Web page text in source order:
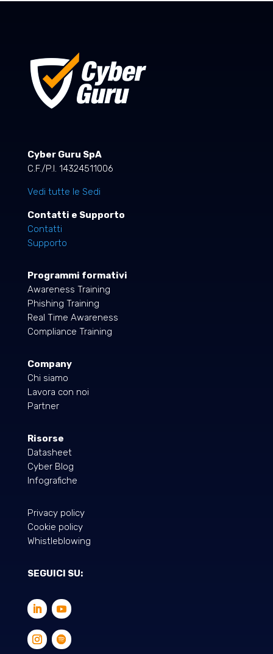
Cyber Guru SpA
C.F./P.I. 14324511006
Vedi tutte le Sedi
Contatti e Supporto
Contatti
Supporto
Programmi formativi
Awareness Training
Phishing Training
Real Time Awareness
Compliance Training
Company
Chi siamo
Lavora con noi
Partner
Risorse
Datasheet
Cyber Blog
Infografiche
Privacy policy
Cookie policy
Whistleblowing
SEGUICI SU: